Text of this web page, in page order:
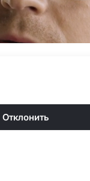
Отклонить